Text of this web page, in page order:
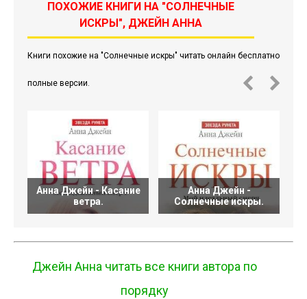
ПОХОЖИЕ КНИГИ НА "СОЛНЕЧНЫЕ
ИСКРЫ", ДЖЕЙН АННА
Книги похожие на "Солнечные искры" читать онлайн бесплатно
полные версии.
Анна Джейн - Касание
ветра.
Анна Джейн -
Солнечные искры.
Джейн Анна читать все книги автора по
порядку